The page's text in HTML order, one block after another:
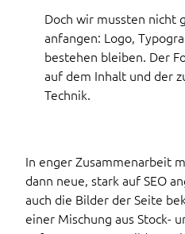
Doch wir mussten nicht
anfangen: Logo,
bestehen bleiben. Der
auf dem Inhalt und der
Technik.
In enger Zusammenarbeit
dann neue, stark auf SEO
auch die Bilder der Seite
einer Mischung aus Stock-